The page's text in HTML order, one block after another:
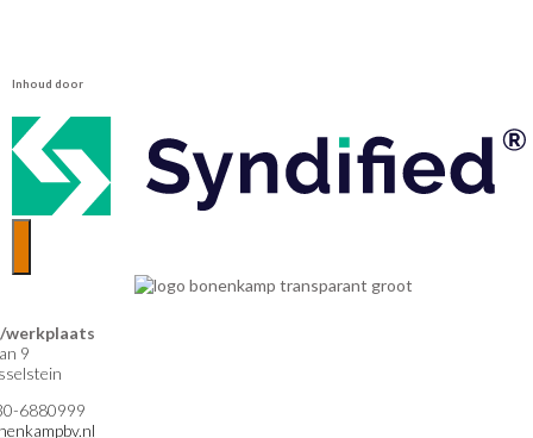
Inhoud door
werkplaats
9
6880999